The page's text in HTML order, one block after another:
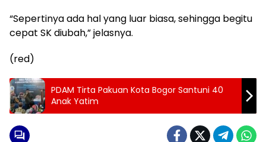
“Sepertinya ada hal yang luar biasa, sehingga begitu
cepat SK diubah,” jelasnya.
(red)
PDAM Tirta Pakuan Kota Bogor Santuni 40
Anak Yatim